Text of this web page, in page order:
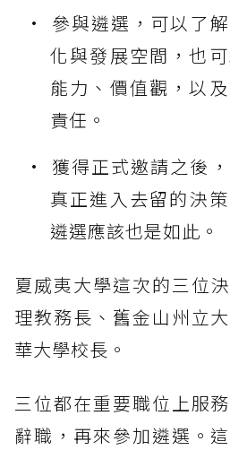
參與遴選，可以了
化與發展空間，也
能力、價值觀，以
責任。
獲得正式邀請之後
真正進入去留的決
遴選應該也是如此。
夏威夷大學這次的三位
理教務長、舊金山州立
華大學校長。
三位都在重要職位上服
辭職，再來參加遴選。